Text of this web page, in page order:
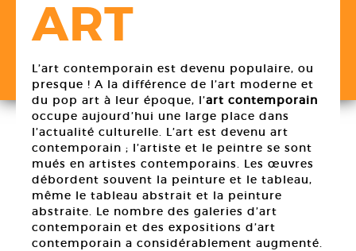
ART
L’art contemporain est devenu populaire, ou
presque ! A la différence de l’art moderne et
du pop art à leur époque, l’art contemporain
occupe aujourd’hui une large place dans
l’actualité culturelle. L’art est devenu art
contemporain ; l’artiste et le peintre se sont
mués en artistes contemporains. Les œuvres
débordent souvent la peinture et le tableau,
même le tableau abstrait et la peinture
abstraite. Le nombre des galeries d’art
contemporain et des expositions d’art
contemporain a considérablement augmenté.